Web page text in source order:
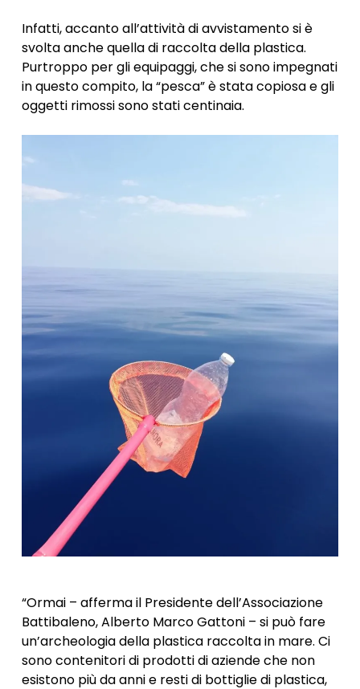
Infatti, accanto all’attività di avvistamento si è
svolta anche quella di raccolta della plastica.
Purtroppo per gli equipaggi, che si sono impegnati
in questo compito, la “pesca” è stata copiosa e gli
oggetti rimossi sono stati centinaia.
“Ormai – afferma il Presidente dell’Associazione
Battibaleno, Alberto Marco Gattoni – si può fare
un’archeologia della plastica raccolta in mare. Ci
sono contenitori di prodotti di aziende che non
esistono più da anni e resti di bottiglie di plastica,